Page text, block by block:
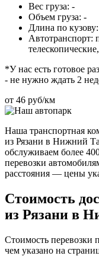
Вес груза: -
Объем груза: -
Длина по кузову:
Автотранспорт:
*У нас есть готовое
- не нужно ждать 2
от 46 руб/км
Наша транспортная
из Рязани в Нижний
обслуживаем более
перевозки
расстояния — цены
Стоимость
из Рязани в
Стоимость
чем указано на